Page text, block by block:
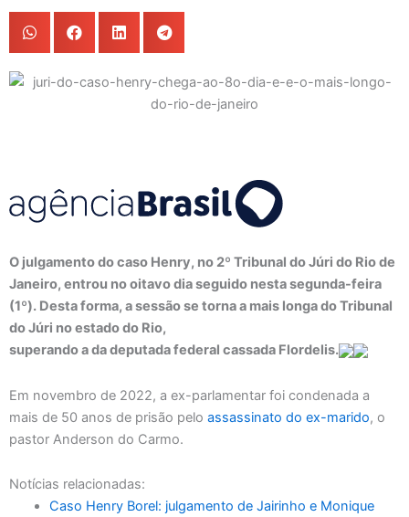
O julgamento do caso Henry, no 2º Tribunal do Júri do Rio de
Janeiro, entrou no oitavo dia seguido nesta segunda-feira
(1º). Desta forma, a sessão se torna a mais longa do Tribunal
do Júri no estado do Rio,
superando a da deputada federal cassada Flordelis.
Em novembro de 2022, a ex-parlamentar foi condenada a
mais de 50 anos de prisão pelo assassinato do ex-marido, o
pastor Anderson do Carmo.
Notícias relacionadas:
Caso Henry Borel: julgamento de Jairinho e Monique